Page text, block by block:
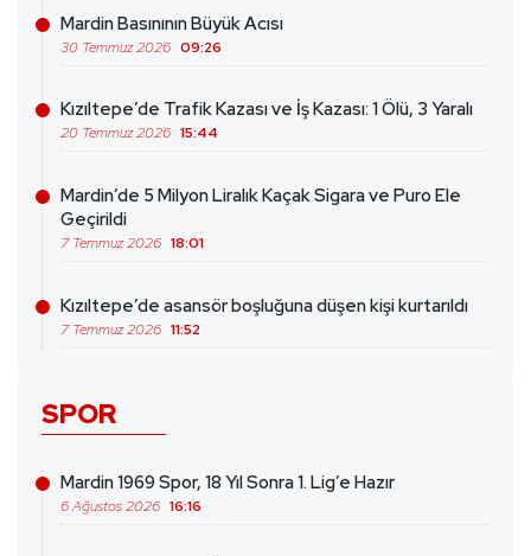
Mardin Basınının Büyük Acısı
30 Temmuz 2026 09:26
Kızıltepe’de Trafik Kazası ve İş Kazası: 1 Ölü, 3 Yaralı
20 Temmuz 2026 15:44
Mardin’de 5 Milyon Liralık Kaçak Sigara ve Puro Ele
Geçirildi
7 Temmuz 2026 18:01
Kızıltepe’de asansör boşluğuna düşen kişi kurtarıldı
7 Temmuz 2026 11:52
SPOR
Mardin 1969 Spor, 18 Yıl Sonra 1. Lig’e Hazır
6 Ağustos 2026 16:16